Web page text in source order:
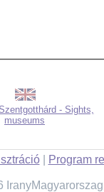
- Sights,
museums
| Program